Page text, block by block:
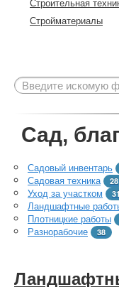
Стройматериалы
Сад,
Садовый инвентарь
Садовая техника 28
Уход за участком 31
Ландшафтные
Плотницкие работы
Разнорабочие 38